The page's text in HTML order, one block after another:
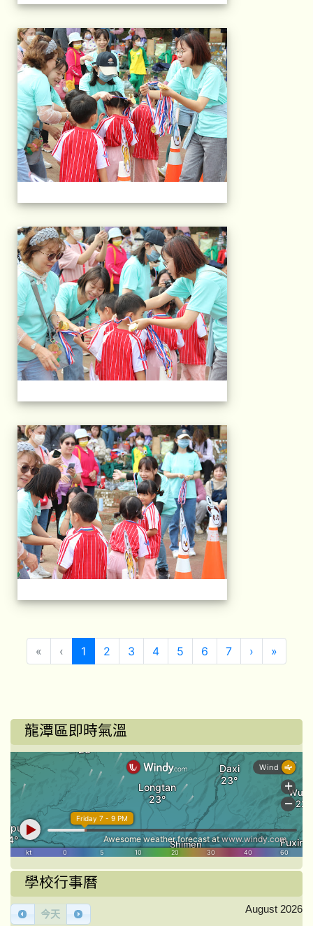
2025運動會相片
2025運動會相片
2025運動會相片
« ‹ 1 (目前頁次)
2 3 4 5 6 7 › 下一頁
»
龍潭區即時氣溫
學校行事曆
今天 August 2026